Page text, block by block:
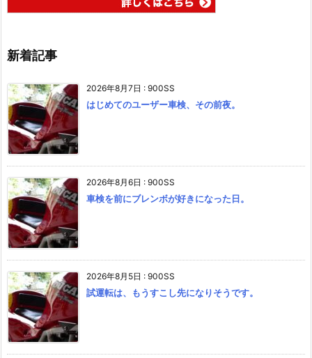
新着記事
2026年8月7日 : 900SS
はじめてのユーザー車検、その前夜。
2026年8月6日 : 900SS
車検を前にブレンボが好きになった日。
2026年8月5日 : 900SS
試運転は、もうすこし先になりそうです。